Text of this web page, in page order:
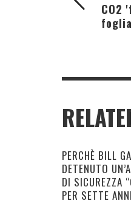
CO2
PERCHÈ BILL
DETENUTO
DI SICUREZZA
PER SETTE